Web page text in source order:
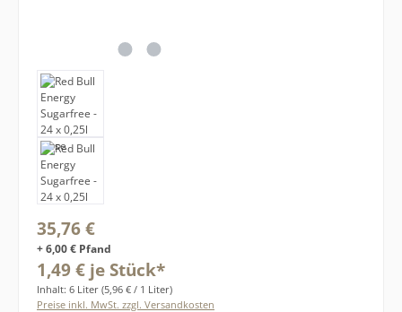
Regulärer Preis:
35,76 €
+ 6,00 € Pfand
1,49 € je Stück*
Inhalt: 6 Liter (5,96 € / 1 Liter)
Preise inkl. MwSt. zzgl. Versandkosten